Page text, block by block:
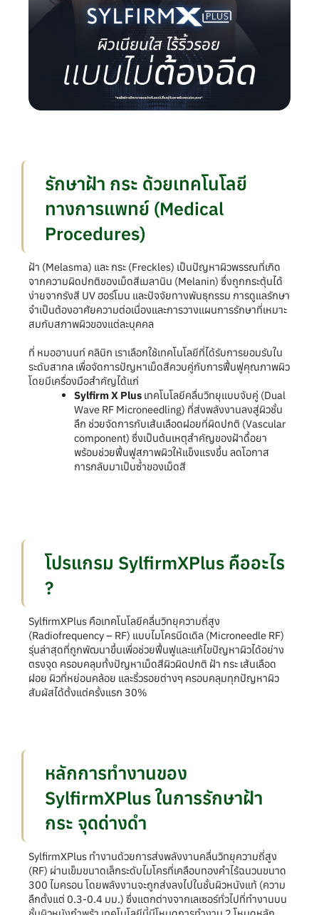
รักษาฝ้า กระ ด้วยเทคโนโลยี
ทางการแพทย์ (Medical
Procedures)
ฝ้า (Melasma) และ กระ (Freckles) เป็นปัญหาผิวพรรณที่เกิด
จากความผิดปกติของเม็ดสีเมลานิน (Melanin) ซึ่งถูกกระตุ้นได้
ง่ายจากรังสี UV ฮอร์โมน และปัจจัยทางพันธุกรรม การดูแลรักษา
จำเป็นต้องอาศัยความต่อเนื่องและการวางแผนการรักษาที่เหมาะ
สมกับสภาพผิวของแต่ละบุคคล
ที่ หมออานนท์ คลินิก เราเลือกใช้เทคโนโลยีที่ได้รับการยอมรับใน
ระดับสากล เพื่อจัดการปัญหาเม็ดสีควบคู่กับการฟื้นฟูคุณภาพผิว
โดยมีเครื่องมือสำคัญได้แก่
Sylfirm X Plusเทคโนโลยีคลื่นวิทยุแบบจับคู่ (Dual
Wave RF Microneedling) ที่ส่งพลังงานลงสู่ผิวชั้น
ลึก ช่วยจัดการกับเส้นเลือดฝอยที่ผิดปกติ (Vascular
component) ซึ่งเป็นต้นเหตุสำคัญของฝ้าดื้อยา
พร้อมช่วยฟื้นฟูสภาพผิวให้แข็งแรงขึ้น ลดโอกาส
การกลับมาเป็นซ้ำของเม็ดสี
โปรแกรม SylfirmXPlus คืออะไร
?
SylfirmXPlus คือเทคโนโลยีคลื่นวิทยุความถี่สูง
(Radiofrequency – RF) แบบไมโครนีดเดิล (Microneedle RF)
รุ่นล่าสุดที่ถูกพัฒนาขึ้นเพื่อช่วยฟื้นฟูและแก้ไขปัญหาผิวได้อย่าง
ตรงจุด ครอบคลุมทั้งปัญหาเม็ดสีผิวผิดปกติ ฝ้า กระ เส้นเลือด
ฝอย ผิวที่หย่อนคล้อย และริ้วรอยต่างๆ ครอบคลุมทุกปัญหาผิว
สัมผัสได้ตั้งแต่ครั้งแรก 30%
หลักการทำงานของ
SylfirmXPlus ในการรักษาฝ้า
กระ จุดด่างดำ
SylfirmXPlus ทำงานด้วยการส่งพลังงานคลื่นวิทยุความถี่สูง
(RF) ผ่านเข็มขนาดเล็กระดับไมโครที่เคลือบทองคำไร้ฉนวนขนาด
300 ไมครอน โดยพลังงานจะถูกส่งลงไปในชั้นผิวหนังแท้ (ความ
ลึกตั้งแต่ 0.3-0.4 มม.) ซึ่งแตกต่างจากเลเซอร์ทั่วไปที่ทำงานบน